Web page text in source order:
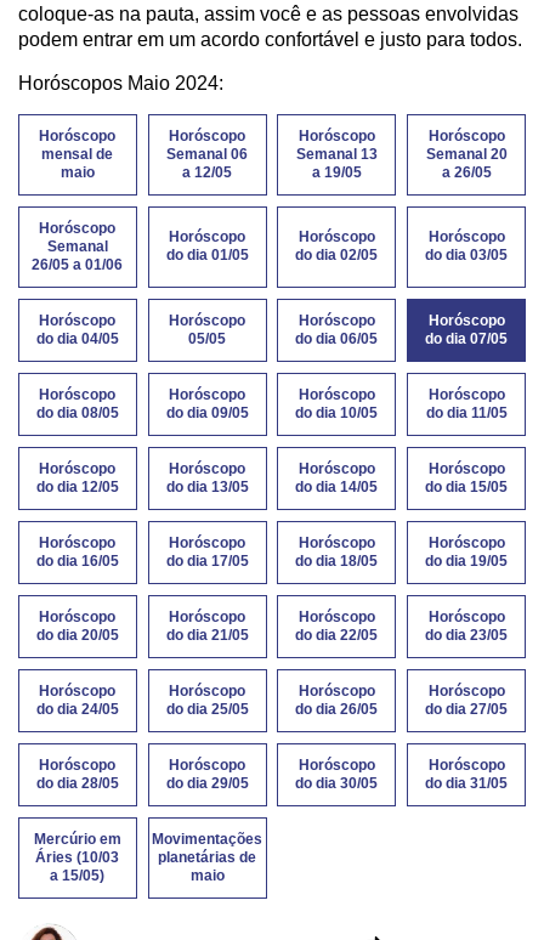
coloque-as na pauta, assim você e as pessoas envolvidas
podem entrar em um acordo confortável e justo para todos.
Horóscopos Maio 2024:
Horóscopo
mensal de
maio
Horóscopo
Semanal 06
a 12/05
Horóscopo
Semanal 13
a 19/05
Horóscopo
Semanal 20
a 26/05
Horóscopo
Semanal
26/05 a 01/06
Horóscopo
do dia 01/05
Horóscopo
do dia 02/05
Horóscopo
do dia 03/05
Horóscopo
do dia 04/05
Horóscopo
05/05
Horóscopo
do dia 06/05
Horóscopo
do dia 07/05
Horóscopo
do dia 08/05
Horóscopo
do dia 09/05
Horóscopo
do dia 10/05
Horóscopo
do dia 11/05
Horóscopo
do dia 12/05
Horóscopo
do dia 13/05
Horóscopo
do dia 14/05
Horóscopo
do dia 15/05
Horóscopo
do dia 16/05
Horóscopo
do dia 17/05
Horóscopo
do dia 18/05
Horóscopo
do dia 19/05
Horóscopo
do dia 20/05
Horóscopo
do dia 21/05
Horóscopo
do dia 22/05
Horóscopo
do dia 23/05
Horóscopo
do dia 24/05
Horóscopo
do dia 25/05
Horóscopo
do dia 26/05
Horóscopo
do dia 27/05
Horóscopo
do dia 28/05
Horóscopo
do dia 29/05
Horóscopo
do dia 30/05
Horóscopo
do dia 31/05
Mercúrio em
Áries (10/03
a 15/05)
Movimentações
planetárias de
maio